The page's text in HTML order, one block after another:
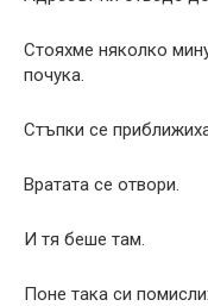
Стояхме няколко
почука.
Стъпки се
Вратата се отвори.
И тя беше там.
Поне така си